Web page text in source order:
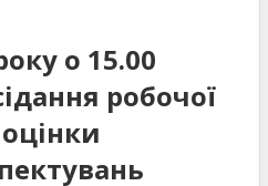
о 15.00
робочої